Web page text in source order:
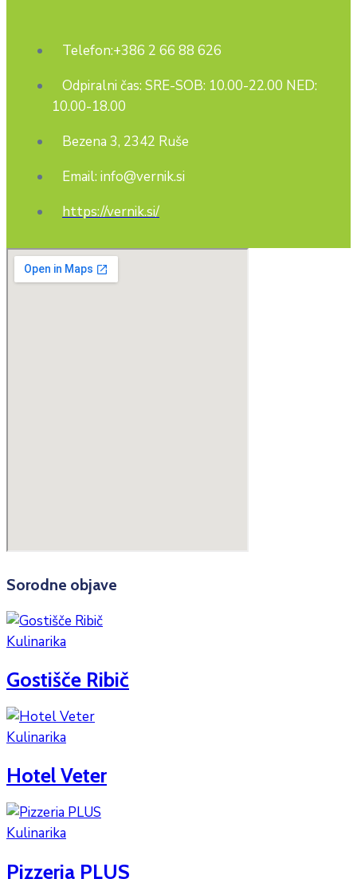
Telefon:+386 2 66 88 626
Odpiralni čas: SRE-SOB: 10.00-22.00 NED:
10.00-18.00
Bezena 3, 2342 Ruše
Email: info@vernik.si
https://vernik.si/
Sorodne objave
Kulinarika
Gostišče Ribič
Kulinarika
Hotel Veter
Kulinarika
Pizzeria PLUS